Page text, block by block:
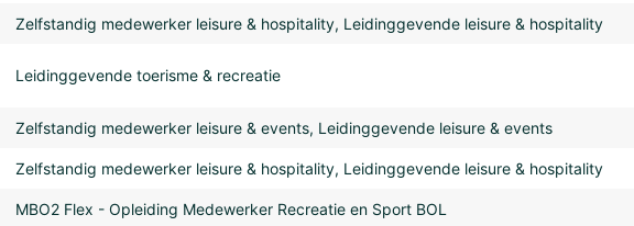
Zelfstandig medewerker leisure & hospitality, Leidinggevende leisure & hospitality
Leidinggevende toerisme & recreatie
Zelfstandig medewerker leisure & events, Leidinggevende leisure & events
Zelfstandig medewerker leisure & hospitality, Leidinggevende leisure & hospitality
MBO2 Flex - Opleiding Medewerker Recreatie en Sport BOL